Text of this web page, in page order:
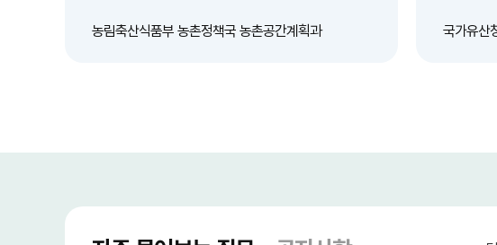
선별 효율을 높이고 쓰레기 처리 과정에서 발생하
농림축산식품부 농촌정책국 농촌공간계획과 국가유산